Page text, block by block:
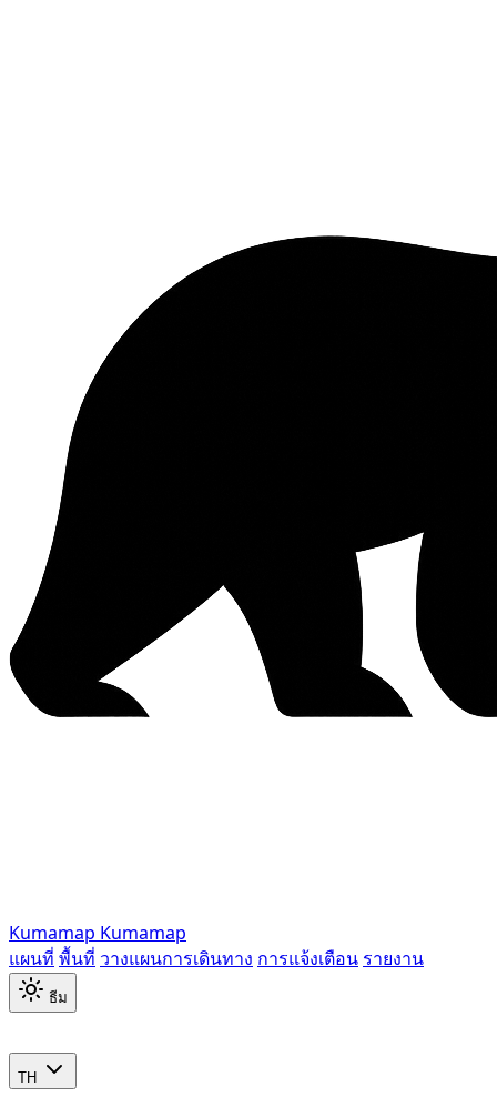
Kumamap Kumamap
แผนที่ พื้นที่ วางแผนการเดินทาง การแจ้งเตือน รายงาน
ธีม
TH